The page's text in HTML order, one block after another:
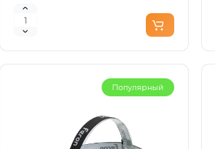
Популярный